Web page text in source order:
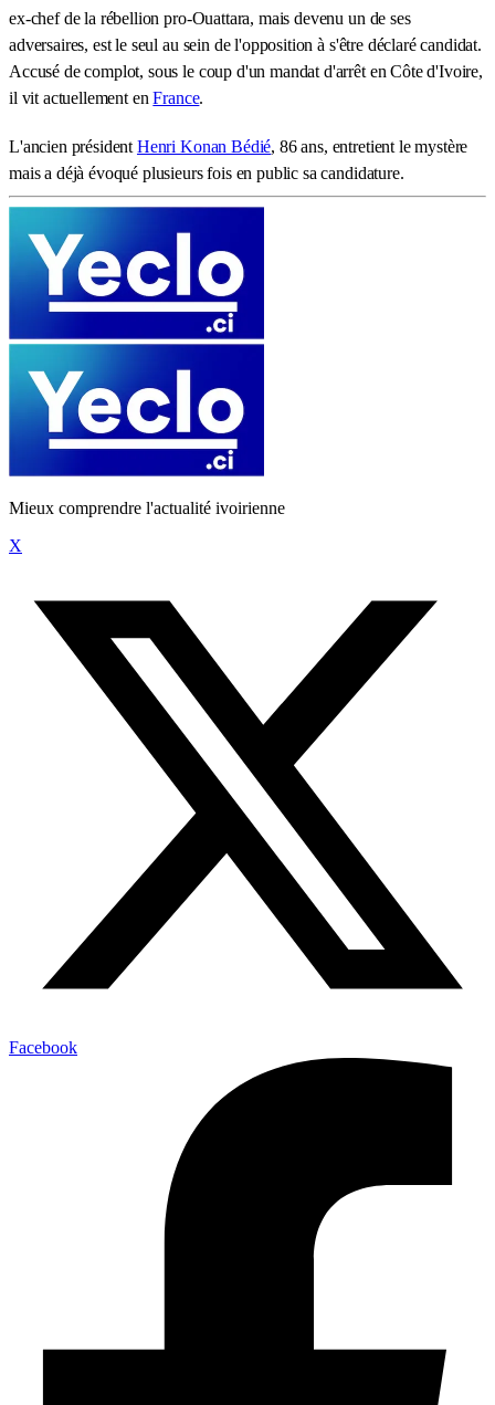
ex-chef de la rébellion pro-Ouattara, mais devenu un de ses
adversaires, est le seul au sein de l'opposition à s'être déclaré candidat.
Accusé de complot, sous le coup d'un mandat d'arrêt en Côte d'Ivoire,
il vit actuellement enFrance.
L'ancien président Henri Konan Bédié, 86 ans, entretient le mystère
mais a déjà évoqué plusieurs fois en public sa candidature.
Mieux comprendre l'actualité ivoirienne
X
Facebook